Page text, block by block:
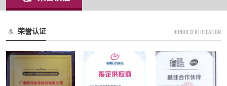
荣誉认证 HONOR CERTIFICATION